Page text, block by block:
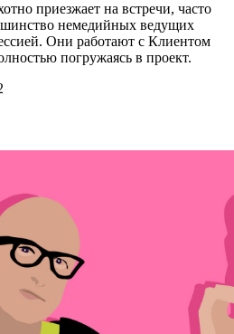
приезжает на встречи, часто
немедийных ведущих
Они работают с Клиентом
погружаясь в проект.